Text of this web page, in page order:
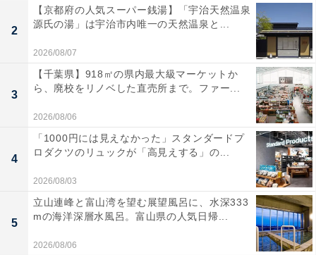
2
【京都府の人気スーパー銭湯】「宇治天然温泉
源氏の湯」は宇治市内唯一の天然温泉と...
2026/08/07
3
【千葉県】918㎡の県内最大級マーケットか
ら、廃校をリノベした直売所まで。ファー...
2026/08/06
4
「1000円には見えなかった」スタンダードプ
ロダクツのリュックが「高見えする」の...
2026/08/03
5
立山連峰と富山湾を望む展望風呂に、水深333
mの海洋深層水風呂。富山県の人気日帰...
2026/08/06